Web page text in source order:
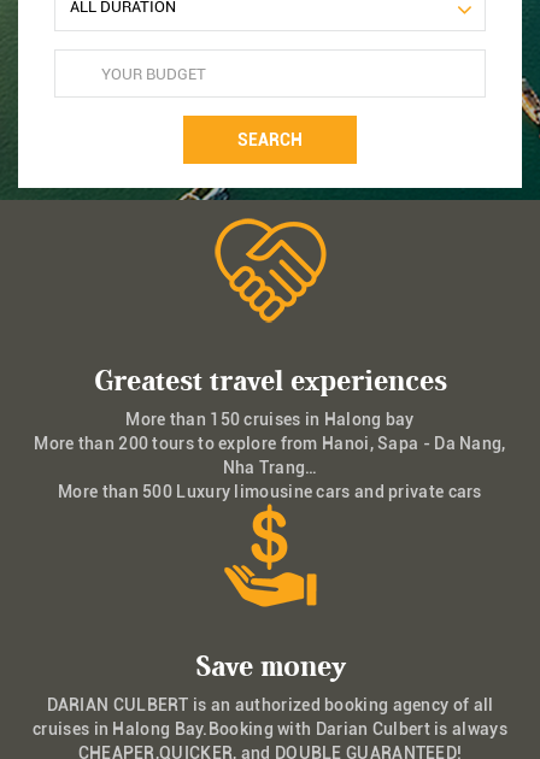
SEARCH
Greatest travel experiences
More than 150 cruises in Halong bay
More than 200 tours to explore from Hanoi, Sapa - Da Nang,
Nha Trang…
More than 500 Luxury limousine cars and private cars
Save money
DARIAN CULBERT is an authorized booking agency of all
cruises in Halong Bay.Booking with Darian Culbert is always
CHEAPER,QUICKER, and DOUBLE GUARANTEED!